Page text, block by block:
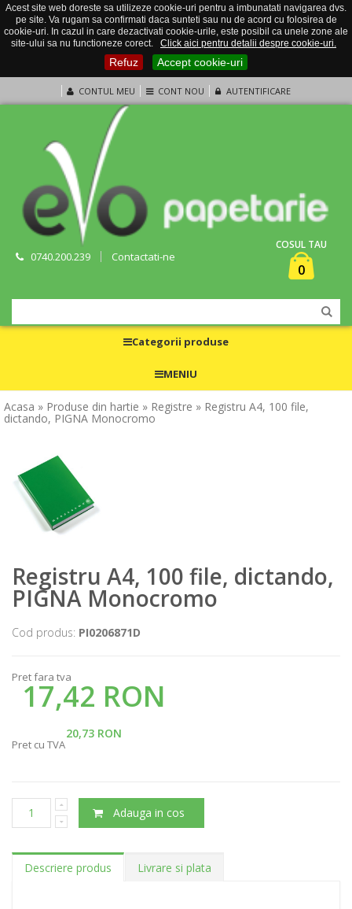
Acest site web doreste sa utilizeze cookie-uri pentru a imbunatati navigarea dvs.
pe site. Va rugam sa confirmati daca sunteti sau nu de acord cu folosirea de
cookie-uri. In cazul in care dezactivati cookie-urile, este posibil ca unele zone ale
site-ului sa nu functioneze corect.
Click aici pentru detalii despre cookie-uri.
Refuz Accept cookie-uri
CONTUL MEU CONT NOU AUTENTIFICARE
0740.200.239 Contactati-ne
COSUL TAU
0
Categorii produse
MENIU
Acasa » Produse din hartie » Registre » Registru A4, 100 file,
dictando, PIGNA Monocromo
Registru A4, 100 file, dictando,
PIGNA Monocromo
Cod produs: PI0206871D
Pret fara tva
17,42 RON
20,73 RON
Pret cu TVA
Adauga in cos
Descriere produs Livrare si plata